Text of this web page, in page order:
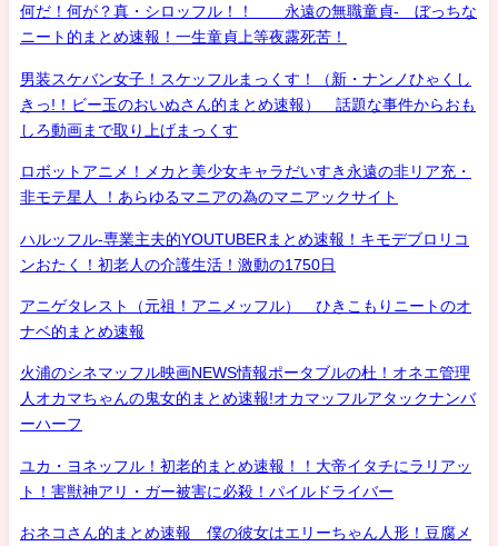
何だ！何が？真・シロッフル！！ 永遠の無職童貞- ぼっちな
ニート的まとめ速報！一生童貞上等夜露死苦！
男装スケバン女子！スケッフルまっくす！（新・ナンノひゃくし
きっ!！ビー玉のおいぬさん的まとめ速報） 話題な事件からおも
しろ動画まで取り上げまっくす
ロボットアニメ！メカと美少女キャラだいすき永遠の非リア充・
非モテ星人 ！あらゆるマニアの為のマニアックサイト
ハルッフル-専業主夫的YOUTUBERまとめ速報！キモデブロリコ
ンおたく！初老人の介護生活！激動の1750日
アニゲタレスト（元祖！アニメッフル） ひきこもりニートのオ
ナベ的まとめ速報
火浦のシネマッフル映画NEWS情報ポータブルの杜！オネエ管理
人オカマちゃんの鬼女的まとめ速報!オカマッフルアタックナンバ
ーハーフ
ユカ・ヨネッフル！初老的まとめ速報！！大帝イタチにラリアッ
ト！害獣神アリ・ガー被害に必殺！パイルドライバー
おネコさん的まとめ速報 僕の彼女はエリーちゃん人形！豆腐メ